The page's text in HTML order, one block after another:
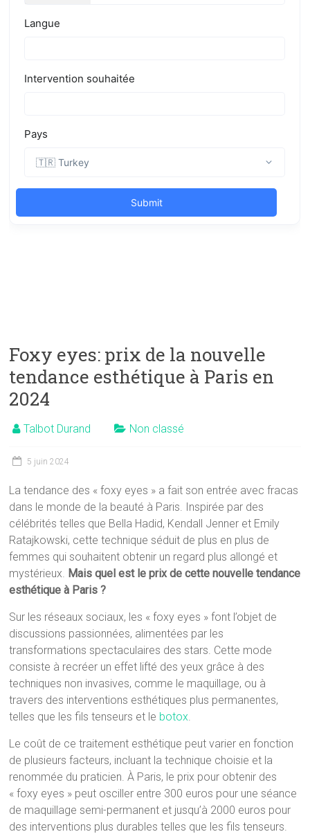
Foxy eyes: prix de la nouvelle
tendance esthétique à Paris en
2024
Talbot Durand Non classé
5 juin 2024
La tendance des « foxy eyes » a fait son entrée avec fracas
dans le monde de la beauté à Paris. Inspirée par des
célébrités telles que Bella Hadid, Kendall Jenner et Emily
Ratajkowski, cette technique séduit de plus en plus de
femmes qui souhaitent obtenir un regard plus allongé et
mystérieux. Mais quel est le prix de cette nouvelle tendance
esthétique à Paris ?
Sur les réseaux sociaux, les « foxy eyes » font l’objet de
discussions passionnées, alimentées par les
transformations spectaculaires des stars. Cette mode
consiste à recréer un effet lifté des yeux grâce à des
techniques non invasives, comme le maquillage, ou à
travers des interventions esthétiques plus permanentes,
telles que les fils tenseurs et le botox.
Le coût de ce traitement esthétique peut varier en fonction
de plusieurs facteurs, incluant la technique choisie et la
renommée du praticien. À Paris, le prix pour obtenir des
« foxy eyes » peut osciller entre 300 euros pour une séance
de maquillage semi-permanent et jusqu’à 2000 euros pour
des interventions plus durables telles que les fils tenseurs.